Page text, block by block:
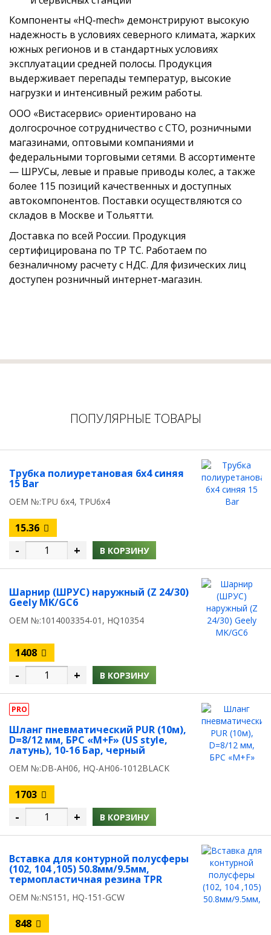
Компоненты «HQ‑mech» демонстрируют высокую
надежность в условиях северного климата, жарких
южных регионов и в стандартных условиях
эксплуатации средней полосы. Продукция
выдерживает перепады температур, высокие
нагрузки и интенсивный режим работы.
ООО «Вистасервис» ориентировано на
долгосрочное сотрудничество с СТО, розничными
магазинами, оптовыми компаниями и
федеральными торговыми сетями. В ассортименте
— ШРУСы, левые и правые приводы колес, а также
более 115 позиций качественных и доступных
автокомпонентов. Поставки осуществляются со
складов в Москве и Тольятти.
Доставка по всей России. Продукция
сертифицирована по ТР ТС. Работаем по
безналичному расчету с НДС. Для физических лиц
доступен розничный интернет‑магазин.
ПОПУЛЯРНЫЕ ТОВАРЫ
Трубка полиуретановая 6x4 синяя
15 Вar
OEM №:TPU 6x4, TPU6x4
15.36
- + В КОРЗИНУ
Шарнир (ШРУС) наружный (Z 24/30)
Geely MK/GC6
OEM №:1014003354-01, HQ10354
1408
- + В КОРЗИНУ
PRO
Шланг пневматический PUR (10м),
D=8/12 мм, БРС «M+F» (US style,
латунь), 10-16 Бар, черный
OEM №:DB-AH06, HQ-AH06-1012BLACK
1703
- + В КОРЗИНУ
Вставка для контурной полусферы
(102, 104 ,105) 50.8мм/9.5мм,
термопластичная резина TPR
OEM №:NS151, HQ-151-GCW
848